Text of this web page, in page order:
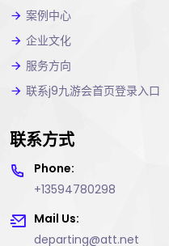
案例中心
企业文化
服务方向
联系j9九游会首页登录入口
联系方式
Phone:
+13594780298
Mail Us:
departing@att.net